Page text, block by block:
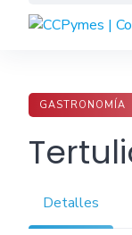
GASTRONOMÍA
Detalles